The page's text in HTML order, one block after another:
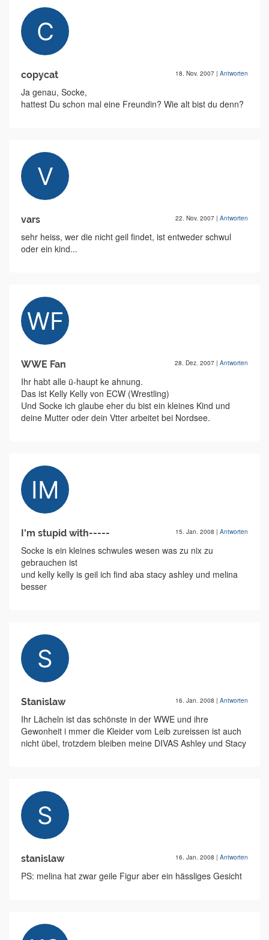
copycat 18. Nov. 2007 | Antworten
Ja genau, Socke,
hattest Du schon mal eine Freundin? Wie alt bist du denn?
vars 22. Nov. 2007 | Antworten
sehr heiss, wer die nicht geil findet, ist entweder schwul
oder ein kind...
WWE Fan 28. Dez. 2007 | Antworten
Ihr habt alle ü-haupt ke ahnung.
Das ist Kelly Kelly von ECW (Wrestling)
Und Socke ich glaube eher du bist ein kleines Kind und
deine Mutter oder dein Vtter arbeitet bei Nordsee.
I'm stupid with----- 15. Jan. 2008 | Antworten
Socke is ein kleines schwules wesen was zu nix zu
gebrauchen ist
und kelly kelly is geil ich find aba stacy ashley und melina
besser
Stanislaw 16. Jan. 2008 | Antworten
Ihr Lächeln ist das schönste in der WWE und ihre
Gewonheit i mmer die Kleider vom Leib zureissen ist auch
nicht übel, trotzdem bleiben meine DIVAS Ashley und Stacy
stanislaw 16. Jan. 2008 | Antworten
PS: melina hat zwar geile Figur aber ein hässliges Gesicht